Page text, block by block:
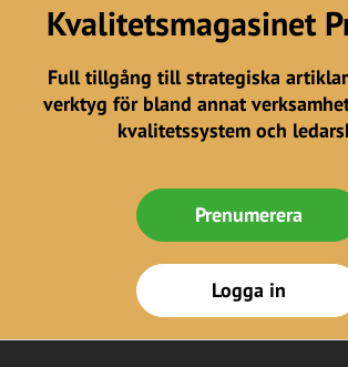
Kvalitetsmagasinet
Full tillgång till strategiska
verktyg för bland annat
kvalitetssystem och
Prenumerera
Logga in